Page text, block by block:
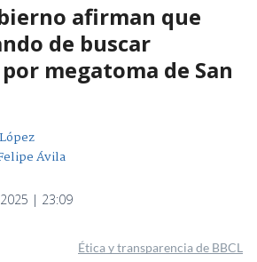
afirman que
de buscar
megatoma de San
Ávila
| 23:09
Ética y transparencia de BBCL